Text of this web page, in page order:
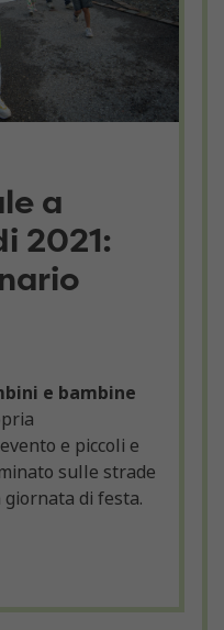
a
2021:
e bambine
e piccoli e
sulle strade
di festa.